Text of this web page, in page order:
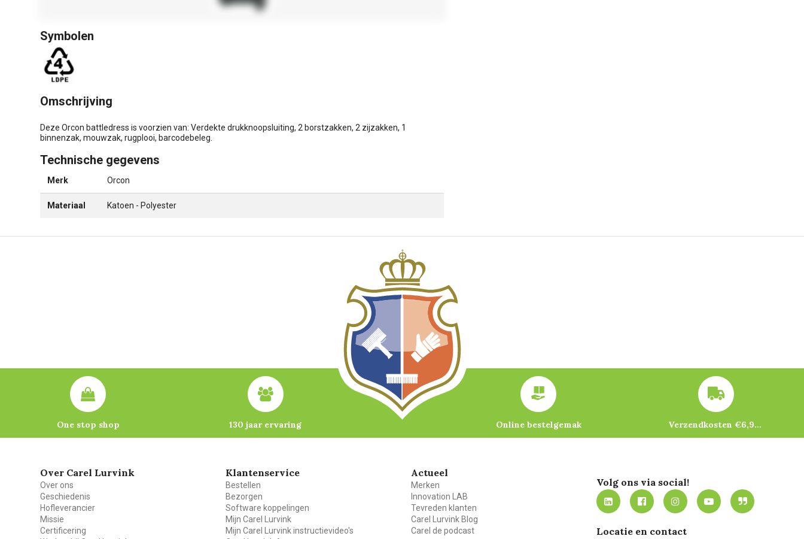
Symbolen
Omschrijving
Deze Orcon battledress is voorzien van: Verdekte drukknoopsluiting, 2 borstzakken, 2 zijzakken, 1
binnenzak, mouwzak, rugplooi, barcodebeleg.
Technische gegevens
Merk Orcon
Materiaal Katoen - Polyester
One stop shop 130 jaar ervaring Online bestelgemak Verzendkosten €6,95 – gratis bij je eerste bestelling vanaf €200
Over Carel Lurvink
Over ons
Geschiedenis
Hofleverancier
Missie
Certificering
Klantenservice
Bestellen
Bezorgen
Software koppelingen
Mijn Carel Lurvink
Mijn Carel Lurvink instructievideo's
Actueel
Merken
Innovation LAB
Tevreden klanten
Carel Lurvink Blog
Carel de podcast
Volg ons via social!
Locatie en contact